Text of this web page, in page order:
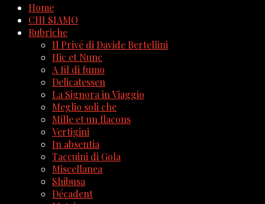
Home
CHI SIAMO
Rubriche
Il Privé di Davide Bertellini
Hic et Nunc
A fil di fumo
Delicatessen
La Signora in Viaggio
Meglio soli che
Mille et un flacons
Vertigini
In absentia
Taccuini di Gola
Miscellanea
Shibusa
Décadent